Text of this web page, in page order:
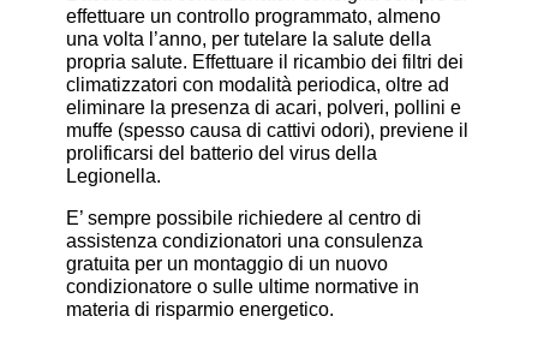
effettuare un controllo programmato, almeno
una volta l’anno, per tutelare la salute della
propria salute. Effettuare il ricambio dei filtri dei
climatizzatori con modalità periodica, oltre ad
eliminare la presenza di acari, polveri, pollini e
muffe (spesso causa di cattivi odori), previene il
prolificarsi del batterio del virus della
Legionella.
E’ sempre possibile richiedere al centro di
assistenza condizionatori una consulenza
gratuita per un montaggio di un nuovo
condizionatore o sulle ultime normative in
materia di risparmio energetico.